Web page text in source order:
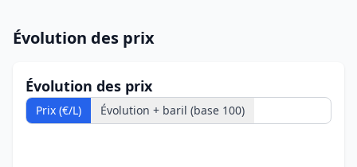
Évolution des prix
Évolution des prix
Prix (€/L) Évolution + baril (base 100)